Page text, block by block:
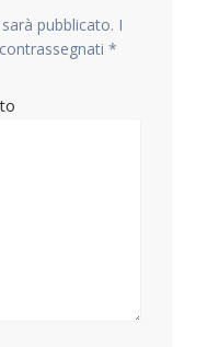
pubblicato. I
*